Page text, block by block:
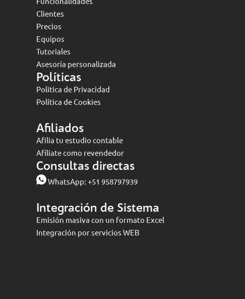
Clientes
Precios
Equipos
Tutoriales
Asesoría personalizada
Políticas
Politica de Privacidad
Política de Cookies
Afiliados
Afilia tu estudio contable
Afíliate como revendedor
Consultas directas
WhatsApp: +51 958797939
Integración de Sistema
Emisión masiva con un formato Excel
Integración por servicios WEB